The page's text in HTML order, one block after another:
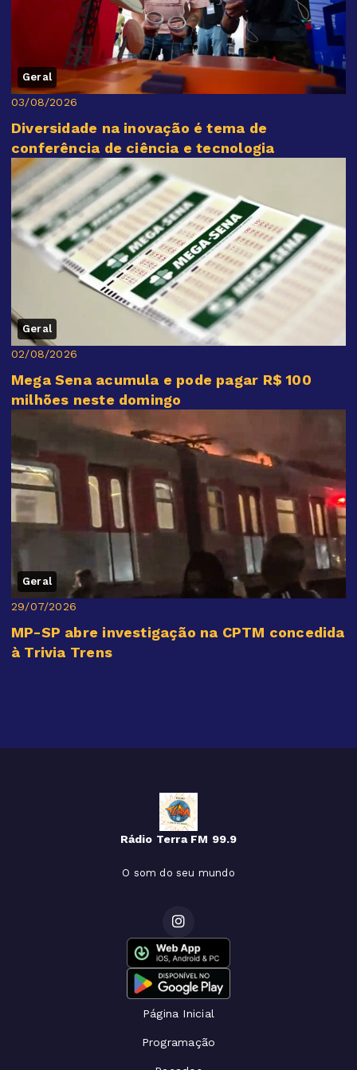
Geral
03/08/2026
Diversidade na inovação é tema de
conferência de ciência e tecnologia
Geral
02/08/2026
Mega Sena acumula e pode pagar R$ 100
milhões neste domingo
Geral
29/07/2026
MP-SP abre investigação na CPTM concedida
à Trivia Trens
Rádio Terra FM 99.9
O som do seu mundo
Página Inicial
Programação